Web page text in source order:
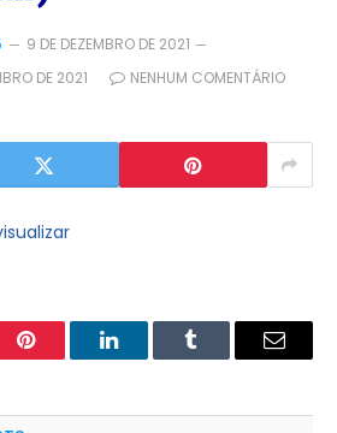
9 DE DEZEMBRO DE 2021
DE 2021
NENHUM COMENTÁRIO
Pinterest LinkedInTumblr
E-